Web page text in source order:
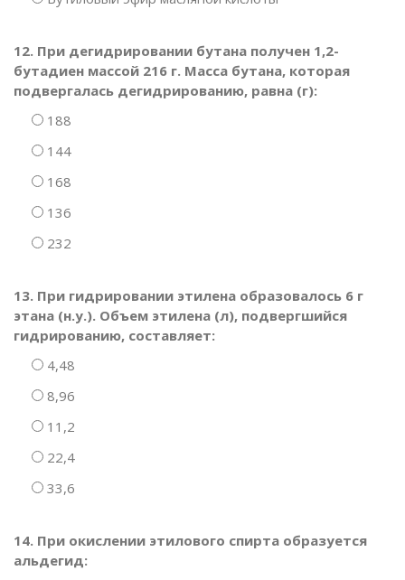
12. При дегидрировании бутана получен 1,2-
бутадиен массой 216 г. Масса бутана, которая
подвергалась дегидрированию, равна (г):
188
144
168
136
232
13. При гидрировании этилена образовалось 6 г
этана (н.у.). Объем этилена (л), подвергшийся
гидрированию, составляет:
4,48
8,96
11,2
22,4
33,6
14. При окислении этилового спирта образуется
альдегид: